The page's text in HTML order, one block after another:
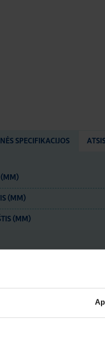
SPECIFIKACIJOS
(MM)
(MM)
(MM)